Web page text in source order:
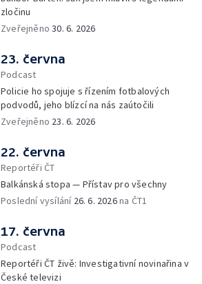
zločinu
Zveřejněno30. 6. 2026
23. června
Podcast
Policie ho spojuje s řízením fotbalových
podvodů, jeho blízcí na nás zaútočili
Zveřejněno 23. 6. 2026
22. června
Reportéři ČT
Balkánská stopa — Přístav pro všechny
Poslední vysílání 26. 6. 2026na ČT1
17. června
Podcast
Reportéři ČT živě: Investigativní novinařina v
České televizi